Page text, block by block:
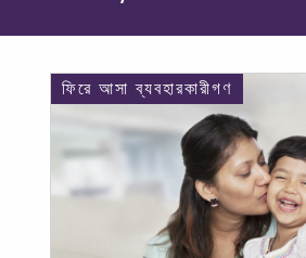
ফিরে আসা ব্যবহারকারীগণ